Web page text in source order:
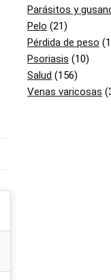
Parásitos y
Pelo (21)
Pérdida de peso
Psoriasis (10)
Salud (156)
Venas varicosas